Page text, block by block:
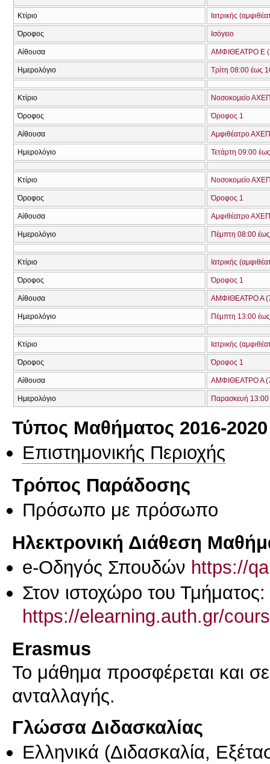
Κτίριο Ιατρικής
Όροφος Ισόγειο
Αίθουσα ΑΜΦΙΘΕΑΤΡΟ Ε
Ημερολόγιο Τρίτη 08:00 έως
Κτίριο Νοσοκομείο
Όροφος Όροφος 1
Αίθουσα Aμφιθέατρο
Ημερολόγιο Τετάρτη 09:00
Κτίριο Νοσοκομείο
Όροφος Όροφος 1
Αίθουσα Aμφιθέατρο
Ημερολόγιο Πέμπτη 08:00
Κτίριο Ιατρικής
Όροφος Όροφος 1
Αίθουσα ΑΜΦΙΘΕΑΤΡΟ Α
Ημερολόγιο Πέμπτη 13:00
Κτίριο Ιατρικής
Όροφος Όροφος 1
Αίθουσα ΑΜΦΙΘΕΑΤΡΟ Α
Ημερολόγιο Παρασκευή
Τύπος Μαθήματος 2016-2020
Επιστημονικής Περιοχής
Τρόπος Παράδοσης
Πρόσωπο με πρόσωπο
Ηλεκτρονική Διάθεση
e-Οδηγός Σπουδών https://
Στον ιστοχώρο του Τμήματος:
https://elearning.auth.gr/
Erasmus
Το μάθημα προσφέρεται και
ανταλλαγής.
Γλώσσα Διδασκαλίας
Ελληνικά (Διδασκαλία,